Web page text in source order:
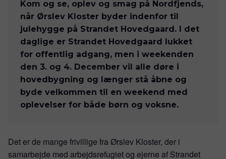
Kom og se, oplev og smag på Nordfjends,
når Ørslev Kloster byder indenfor til
julehygge på Strandet Hovedgaard. I det
daglige er Strandet Hovedgaard lukket
for offentlig adgang, men i weekenden
den 3. og 4. December vil alle døre i
hovedbygning og længer stå åbne og
byde velkommen til en weekend med
oplevelser for både børn og voksne.
Det er de mange frivillige fra Ørslev Kloster, der i
samarbejde med arbejdsrefugiet og ejerne af Strandet